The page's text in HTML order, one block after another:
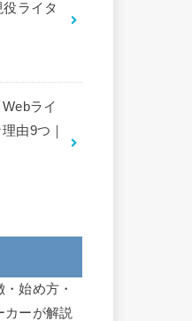
ライタ
ライ
由9つ｜
始め方・
ーが解説